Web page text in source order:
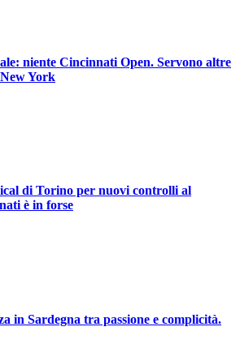
niente Cincinnati Open. Servono altre
York
di Torino per nuovi controlli al
è in forse
in Sardegna tra passione e complicità.